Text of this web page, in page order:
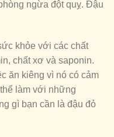
ngừa đột quỵ. Đậu
khỏe với các chất
chất xơ và saponin.
ăn kiêng vì nó có cảm
làm với những
gì bạn cần là đậu đỏ